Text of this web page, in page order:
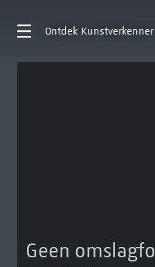
Ontdek Kunstverkenner
Geen